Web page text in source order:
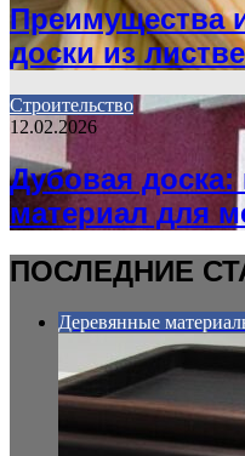
Преимущества
доски из
Строительство
12.02.2026
Дубовая
материал для
ПОСЛЕДНИЕ
Деревянные